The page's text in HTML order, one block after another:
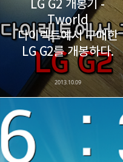
카카오스토리 밴드
LG G2 개봉기 -
Tworld
다이렉트에서 구매한
LG G2를 개봉하다.
2013.10.09